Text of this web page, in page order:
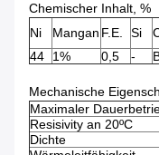
Chemischer Inhalt, %
Ni
Mangan F.E. Si
44
1% 0,5 -
Mechanische
Maximaler
Resisivity an 20ºC
Dichte